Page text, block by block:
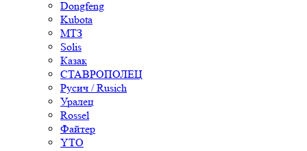
Dongfeng
Kubota
МТЗ
Solis
Казак
СТАВРОПОЛЕЦ
Русич / Rusich
Уралец
Rossel
Файтер
YTO